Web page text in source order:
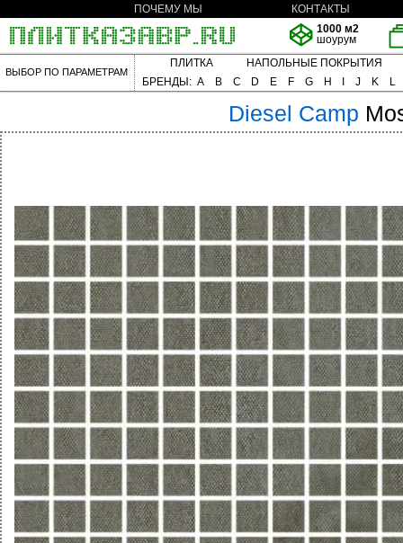
ПОЧЕМУ МЫ
КОНТАКТЫ
1000 м2
шоурум
ВЫБОР ПО ПАРАМЕТРАМ
ПЛИТКА
НАПОЛЬНЫЕ ПОКРЫТИЯ
БРЕНДЫ: A B C D E F G H J K L
Diesel Camp